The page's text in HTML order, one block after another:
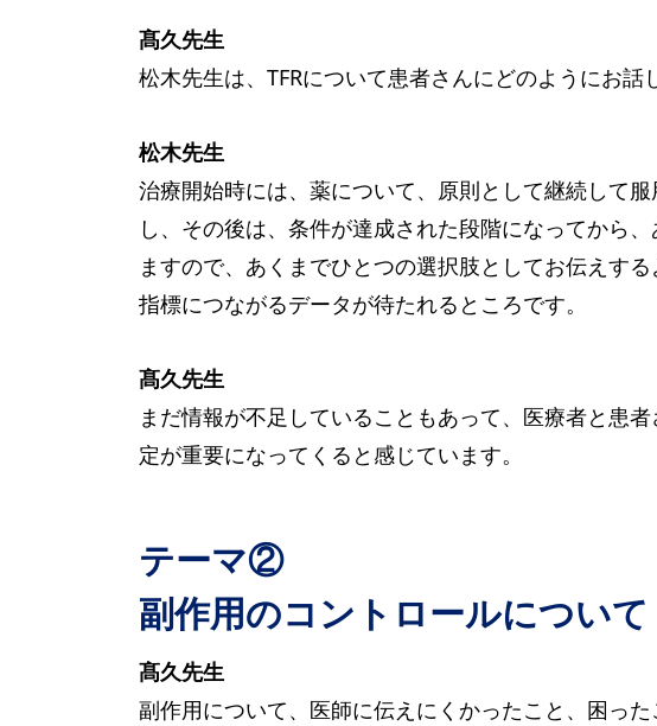
髙久先生
松木先生は、TFRについて患者さんにどのようにお話
松木先生
治療開始時には、薬について、原則として継続して
し、その後は、条件が達成された段階になってから
ますので、あくまでひとつの選択肢としてお伝えす
指標につながるデータが待たれるところです。
髙久先生
まだ情報が不足していることもあって、医療者と患
定が重要になってくると感じています。
テーマ②
副作用のコントロールについて
髙久先生
副作用について、医師に伝えにくかったこと、困った